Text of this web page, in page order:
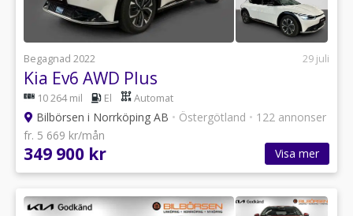
Begagnad 2022 29 juli
Kia Ev6 AWD Plus
10 264 mil El Automat
Bilbörsen i Norrköping AB • Östergötland • 122 annonser
fr. 5 669 kr/mån
349 900 kr Visa mer